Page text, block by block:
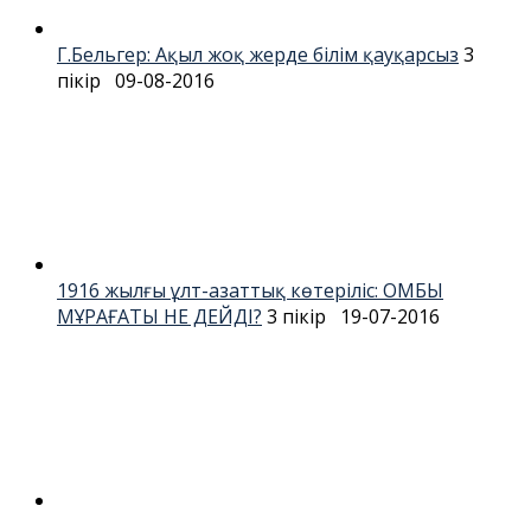
Г.Бельгер: Ақыл жоқ жерде білім қауқарсыз 3
пікір 09-08-2016
1916 жылғы ұлт-азаттық көтеріліс: ОМБЫ
МҰРАҒАТЫ НЕ ДЕЙДІ? 3 пікір 19-07-2016